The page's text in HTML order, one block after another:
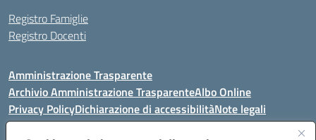
Registro Famiglie
Registro Docenti
Amministrazione Trasparente
Archivio Amministrazione TrasparenteAlbo Online
Privacy PolicyDichiarazione di accessibilitàNote legali